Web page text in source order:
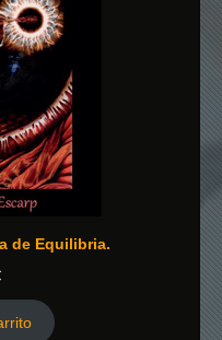
de Equilibria.